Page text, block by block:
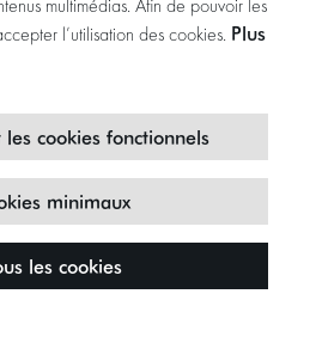
multimédias. Afin de pouvoir les
l’utilisation des cookies. Plus
cookies fonctionnels
minimaux
les cookies